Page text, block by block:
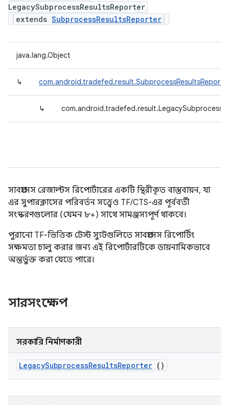
LegacySubprocessResultsReporter
extends SubprocessResultsReporter
java.lang.Object
↳
↳
সাবপ্রসেস রেজাল্টস রিপোর্টারের একটি স্থিরীকৃত বাস্তবায়ন, যা
এর সুপারক্লাসের পরিবর্তন সত্ত্বেও TF/CTS-এর পূর্ববর্তী
সংস্করণগুলোর (যেমন ৮+) সাথে সামঞ্জস্যপূর্ণ থাকবে।
পুরানো TF-ভিত্তিক টেস্ট স্যুটগুলিতে সাবপ্রসেস রিপোর্টিং
সক্ষমতা চালু করার জন্য এই রিপোর্টারটিকে ডায়নামিকভাবে
অন্তর্ভুক্ত করা যেতে পারে।
সারসংক্ষেপ
সরকারি নির্মাণকারী
LegacySubprocessResultsReporter ()